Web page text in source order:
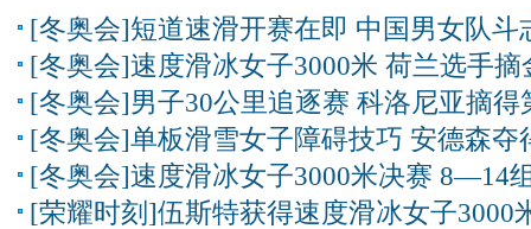
[冬奥会]短道速滑开赛在即 中国男女队斗
[冬奥会]速度滑冰女子3000米 荷兰选手摘
[冬奥会]男子30公里追逐赛 科洛尼亚摘得
[冬奥会]单板滑雪女子障碍技巧 安德森夺
[冬奥会]速度滑冰女子3000米决赛 8—14
[荣耀时刻]伍斯特获得速度滑冰女子3000